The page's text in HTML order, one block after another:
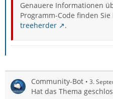
Genauere Informationen
Programm-Code finden Sie
treeherder
.
Community-Bot 3.
Hat das Thema